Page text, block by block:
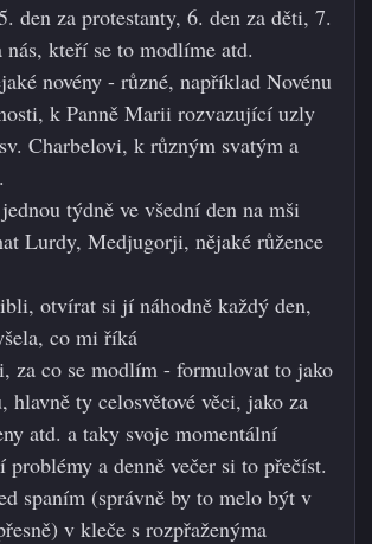
den za protestanty, 6. den za děti, 7.
nás, kteří se to modlíme atd.
novény - různé, například Novénu
k Panně Marii rozvazující uzly
Charbelovi, k různým svatým a
týdně ve všední den na mši
Lurdy, Medjugorji, nějaké růžence
otvírat si jí náhodně každý den,
co mi říká
za co se modlím - formulovat to jako
hlavně ty celosvětové věci, jako za
atd. a taky svoje momentální
problémy a denně večer si to přečíst.
spaním (správně by to melo být v
v kleče s rozpřaženýma